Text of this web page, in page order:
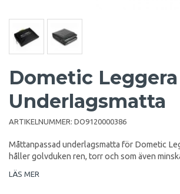
Dometic
Underlagsmatta
ARTIKELNUMMER: DO9120000386
Måttanpassad underlagsmatta för Dometic
håller golvduken ren, torr och som även
LÄS MER